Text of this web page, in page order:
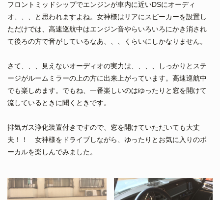
フロントミッドシップでエンジンが車内に近いDSにオーディ
オ、、、と思われますよね。女神様はリアにスピーカーを設置し
ただけでは、高速巡航中はエンジン音やらいろいろにかき消され
て後ろの方で音がしているなあ、、、くらいにしかなりません。
さて、、、見えないオーディオの実力は、、、、しっかりとステ
ージがルームミラーの上の方に出来上がっています。高速巡航中
でも楽しめます。でもね、一番楽しいのはゆったりと窓を開けて
流しているときに聞くときです。
排気ガス浄化装置付きですので、窓を開けていただいても大丈
夫！！ 女神様をドライブしながら、ゆったりとお気に入りのボ
ーカルを楽しんでみました。